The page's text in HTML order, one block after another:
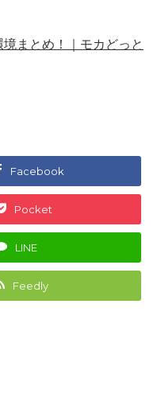
まとめ！｜モカどっと
Facebook
Pocket
LINE
Feedly